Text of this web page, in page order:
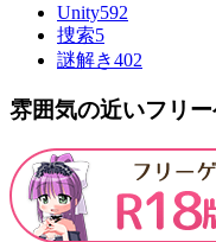
Unity592
捜索5
謎解き402
雰囲気の近いフリ